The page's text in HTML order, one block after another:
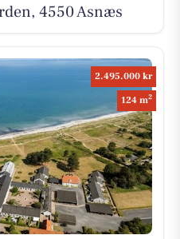
4550 Asnæs
2.495.000 kr
124 m2